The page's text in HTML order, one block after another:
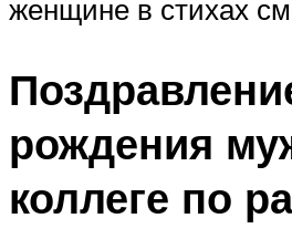
женщине в стихах
рождения
коллеге по